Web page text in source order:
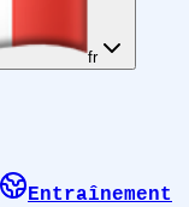
fr
Entraînement